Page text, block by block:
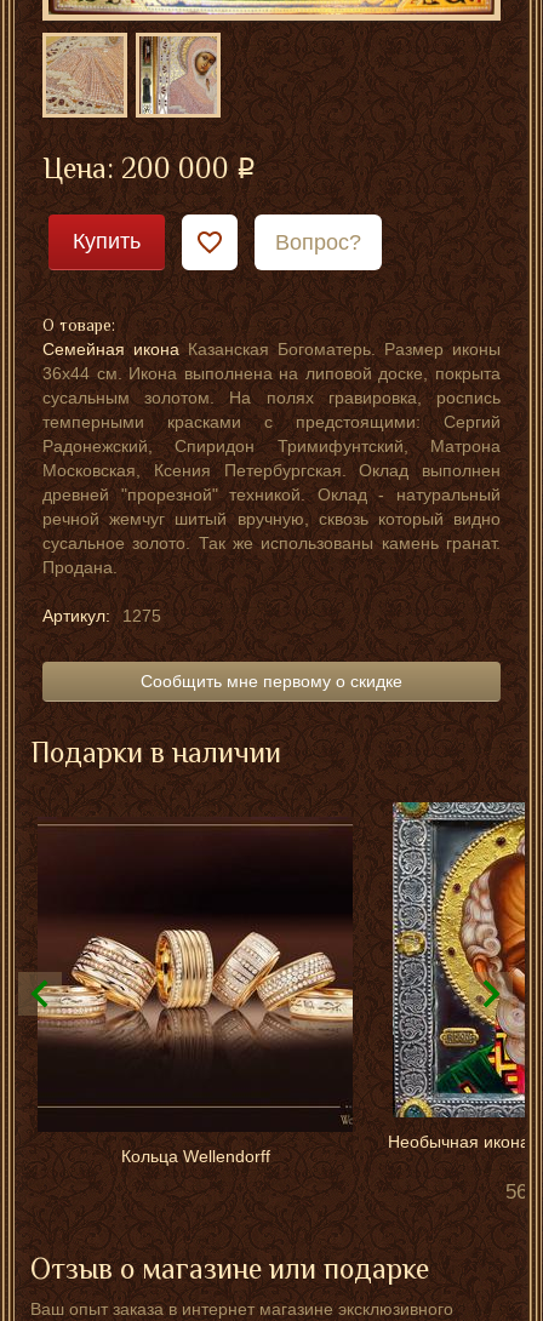
Цена:200 000
Купить Вопрос?
О товаре:
Семейная иконаКазанская Богоматерь. Размер иконы
36х44 см. Икона выполнена на липовой доске, покрыта
сусальным золотом. На полях гравировка, роспись
темперными красками с предстоящими: Сергий
Радонежский, Спиридон Тримифунтский, Матрона
Московская, Ксения Петербургская. Оклад выполнен
древней "прорезной" техникой. Оклад - натуральный
речной жемчуг шитый вручную, сквозь который видно
сусальное золото. Так же использованы камень гранат.
Продана.
Артикул: 1275
Сообщить мне первому о скидке
Подарки в наличии
Кольца Wellendorff
Необычная икона
560
Отзыв о магазине или подарке
Ваш опыт заказа в интернет магазине эксклюзивного